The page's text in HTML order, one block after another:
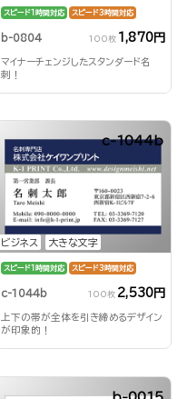
スピード1時間対応 スピード3時間対応
b-0804 100枚 1,870円
マイナーチェンジしたスタンダード名
刺！
ビジネス 大きな文字
c-1044b
スピード1時間対応 スピード3時間対応
c-1044b 100枚 2,530円
上下の帯が全体を引き締めるデザイン
が印象的！